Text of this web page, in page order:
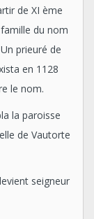
de XI ème
du nom
prieuré de
en 1128
le nom.
la paroisse
de Vautorte
seigneur